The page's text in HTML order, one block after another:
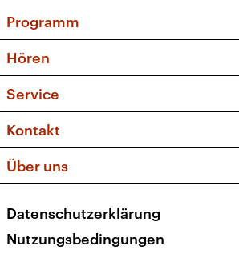
Programm
Sendungen und Podcasts
Musikliste
Kakadu – Das Kinderprogramm
Hören
Frequenzen (UKW + DAB+)
Service
FAQ
Apps
Newsletter
Veranstaltungen
Kontakt
Social Media
Über uns
Presse
Karriere
Datenschutzerklärung
Nutzungsbedingungen